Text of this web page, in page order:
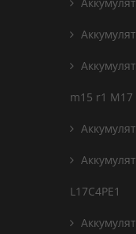
m15 r1 M17
L17C4PE1